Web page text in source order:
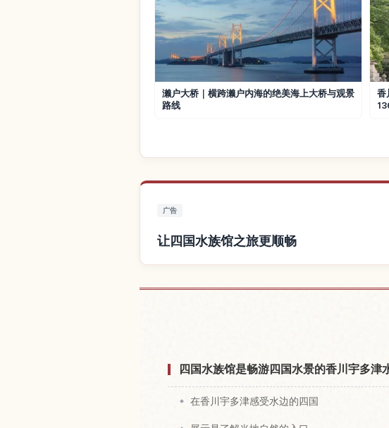
濑户大桥｜横跨濑户内海的绝美海上大桥与观景
路线
香
广告
让四国水族馆之旅更顺畅
四国水族馆是畅游四国水景的香川宇多津
在香川宇多津感受水边的四国